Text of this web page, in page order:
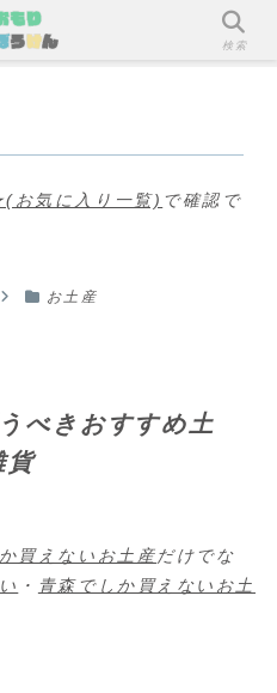
お気に入り一覧) で確認で
お土産
べきおすすめ土
貨
買えないお土産だけでな
・ 青森でしか買えないお土
検索